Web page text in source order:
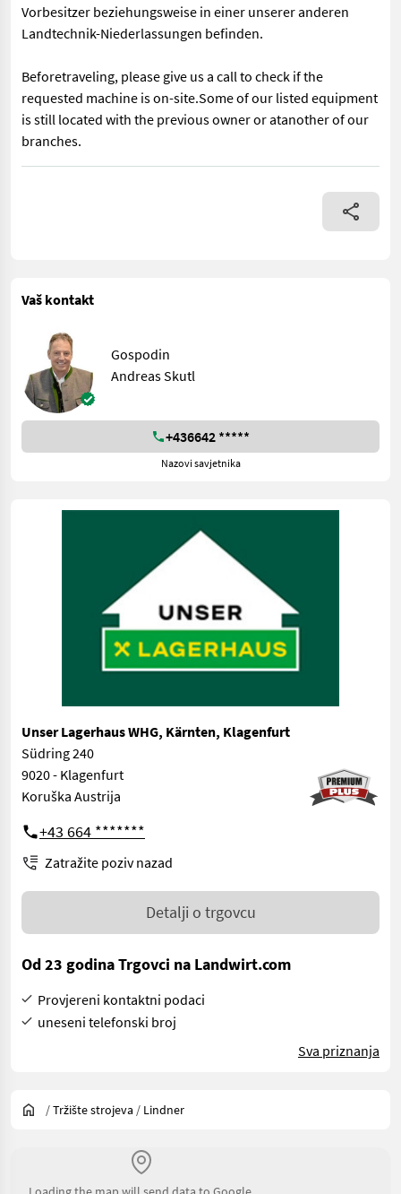
Vorbesitzer beziehungsweise in einer unserer anderen
Landtechnik-Niederlassungen befinden.
Beforetraveling, please give us a call to check if the
requested machine is on-site.Some of our listed equipment
is still located with the previous owner or atanother of our
branches.
FL R-90 mit 920mm Ausf. N Informieren Sie sich bitte vor
Vaš kontakt
Gospodin
Andreas Skutl
+436642 *****
Nazovi savjetnika
Unser Lagerhaus WHG, Kärnten, Klagenfurt
Südring 240
9020 - Klagenfurt
Koruška Austrija
+43 664 *******
Zatražite poziv nazad
Detalji o trgovcu
Od 23 godina Trgovci na Landwirt.com
Provjereni kontaktni podaci
uneseni telefonski broj
Sva priznanja
/Tržište strojeva / Lindner